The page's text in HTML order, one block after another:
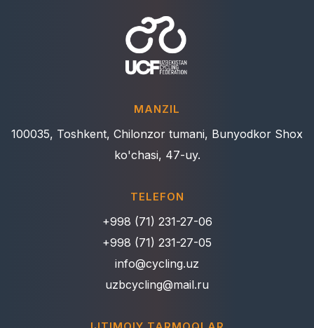
MANZIL
100035, Toshkent, Chilonzor tumani, Bunyodkor Shox
ko'chasi, 47-uy.
TELEFON
+998 (71) 231-27-06
+998 (71) 231-27-05
info@cycling.uz
uzbcycling@mail.ru